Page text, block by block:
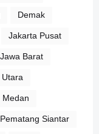
Demak
Jakarta Pusat
Jawa Barat
Utara
Medan
Pematang Siantar